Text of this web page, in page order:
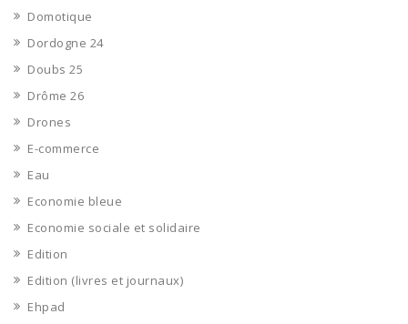
Domotique
Dordogne 24
Doubs 25
Drôme 26
Drones
E-commerce
Eau
Economie bleue
Economie sociale et solidaire
Edition
Edition (livres et journaux)
Ehpad